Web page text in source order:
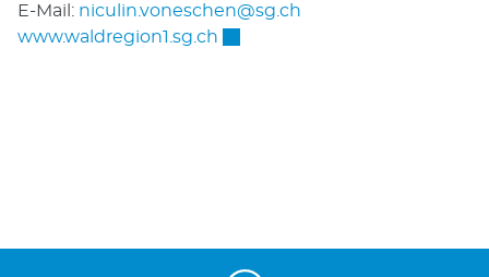
E-Mail: niculin.voneschen@sg.ch
www.waldregion1.sg.ch